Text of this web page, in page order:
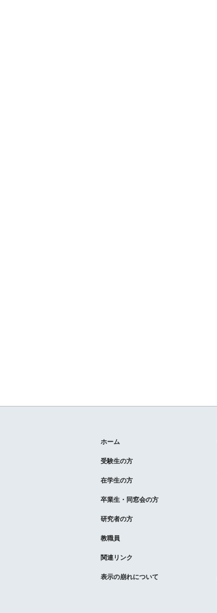
ホーム
受験生の方
在学生の方
卒業生・同窓会の方
研究者の方
教職員
関連リンク
表示の崩れについて